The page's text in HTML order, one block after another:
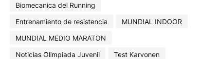
Biomecanica del Running
Entrenamiento de resistencia
MUNDIAL INDOOR
MUNDIAL MEDIO MARATON
Noticias Olimpiada Juvenil
Test Karvonen